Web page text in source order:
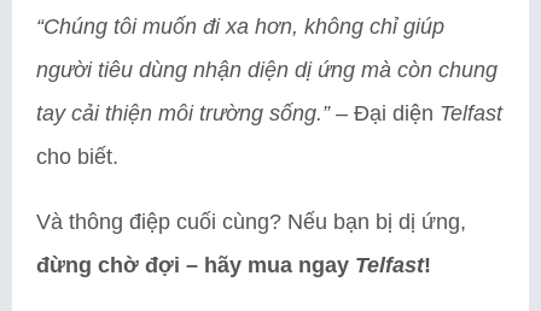
“Chúng tôi muốn đi xa hơn, không chỉ giúp
người tiêu dùng nhận diện dị ứng mà còn chung
tay cải thiện môi trường sống.”– Đại diện Telfast
cho biết.
Và thông điệp cuối cùng? Nếu bạn bị dị ứng,
đừng chờ đợi – hãy mua ngay Telfast!